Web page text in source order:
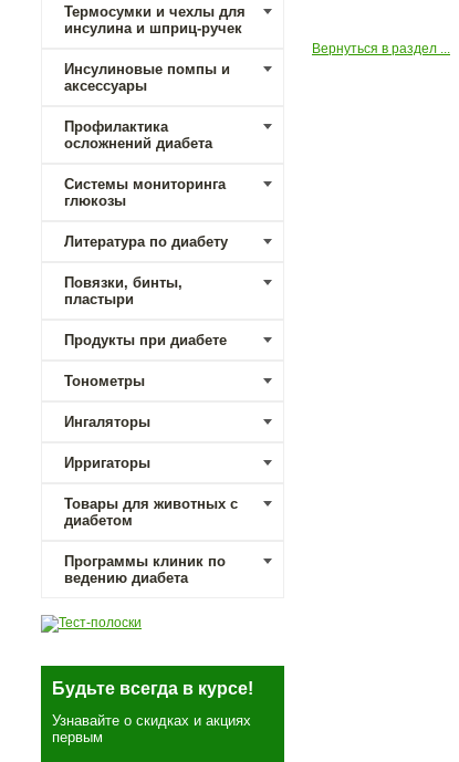
Термосумки и чехлы для
инсулина и шприц-ручек
Инсулиновые помпы и
аксессуары
Профилактика
осложнений диабета
Системы мониторинга
глюкозы
Литература по диабету
Повязки, бинты,
пластыри
Продукты при диабете
Тонометры
Ингаляторы
Ирригаторы
Товары для животных с
диабетом
Программы клиник по
ведению диабета
Будьте всегда в курсе!
Узнавайте о скидках и акциях
первым
Вернуться в раздел ...